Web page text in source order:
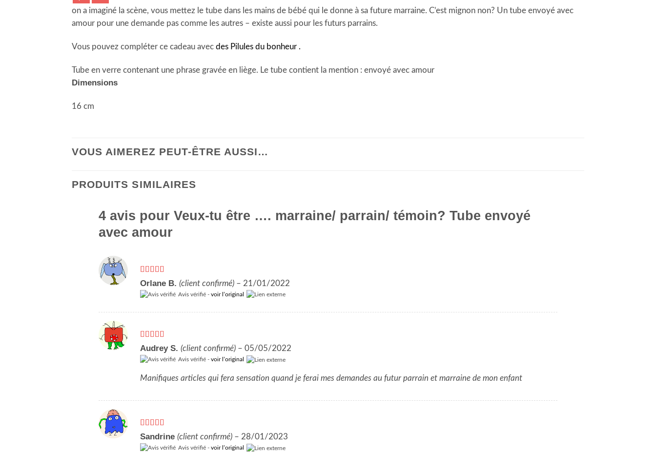
on a imaginé la scène, vous mettez le tube dans les mains de bébé qui le donne à sa future marraine. C’est mignon non? Un tube envoyé avec
amour pour une demande pas comme les autres – existe aussi pour les futurs parrains.
Vous pouvez compléter ce cadeau avec des Pilules du bonheur .
Tube en verre contenant une phrase gravée en liège. Le tube contient la mention : envoyé avec amour
Dimensions
16 cm
VOUS AIMEREZ PEUT-ÊTRE AUSSI…
PRODUITS SIMILAIRES
4 avis pour Veux-tu être …. marraine/ parrain/ témoin? Tube envoyé
avec amour
Note5sur 5
Orlane B.(client confirmé) – 21/01/2022
Avis vérifié -voir l’original
Note5sur 5
Audrey S.(client confirmé) – 05/05/2022
Avis vérifié -voir l’original
Manifiques articles qui fera sensation quand je ferai mes demandes au futur parrain et marraine de mon enfant
Note5sur 5
Sandrine(client confirmé) – 28/01/2023
Avis vérifié -voir l’original